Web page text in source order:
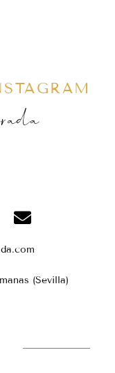
(Sevilla)